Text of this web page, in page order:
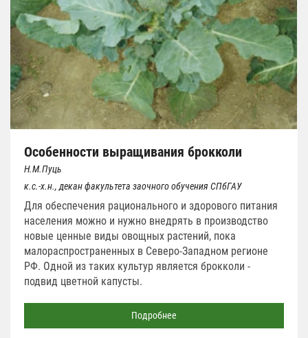
Особенности выращивания брокколи
Н.М.Пуць
к.с.-х.н., декан факультета заочного обучения СПбГАУ
Для обеспечения рационального и здорового питания
населения можно и нужно внедрять в производство
новые ценные виды овощных растений, пока
малораспространенных в Северо-Западном регионе
РФ. Одной из таких культур является брокколи -
подвид цветной капусты.
Подробнее